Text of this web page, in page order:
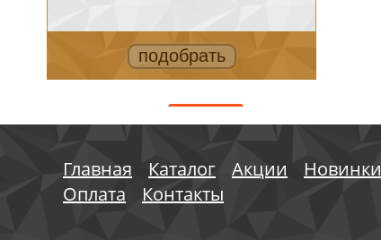
АКЦИИ
Главная Каталог Акции Новинки
Оплата
Контакты